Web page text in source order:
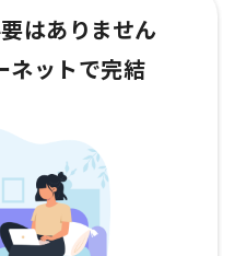
はありません
ネットで完結